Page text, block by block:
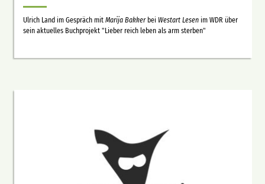
Ulrich Land im Gespräch mitMarija Bakker bei Westart Lesen im WDR über
sein aktuelles Buchprojekt "Lieber reich leben als arm sterben"